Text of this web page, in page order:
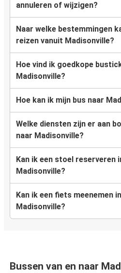
annuleren of wijzigen?
Naar welke bestemmingen
reizen vanuit Madisonville?
Hoe vind ik goedkope
Madisonville?
Hoe kan ik mijn bus naar
Welke diensten zijn er aan
naar Madisonville?
Kan ik een stoel reserveren
Madisonville?
Kan ik een fiets meenemen
Madisonville?
Bussen van en naar